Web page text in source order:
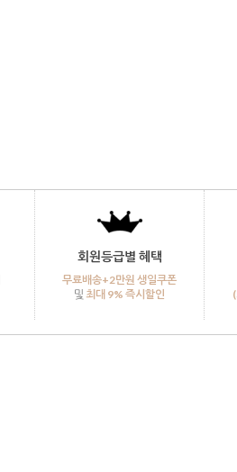
회원등급별 혜택
무료배송+2만원 생일쿠폰
및 최대 9% 즉시할인